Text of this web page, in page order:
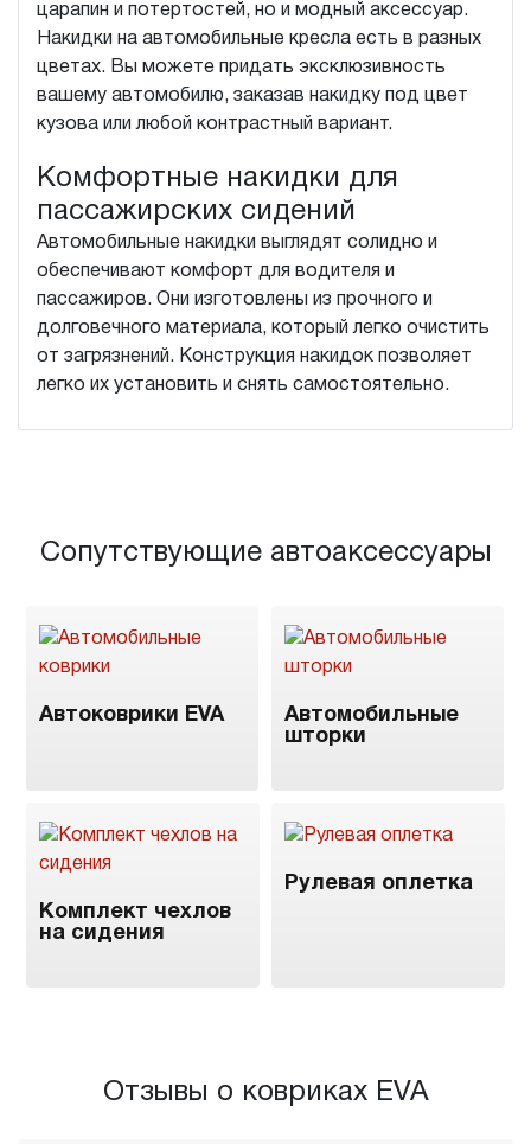
царапин и потертостей, но и модный аксессуар.
Накидки на автомобильные кресла есть в разных
цветах. Вы можете придать эксклюзивность
вашему автомобилю, заказав накидку под цвет
кузова или любой контрастный вариант.
Комфортные накидки для
пассажирских сидений
Автомобильные накидки выглядят солидно и
обеспечивают комфорт для водителя и
пассажиров. Они изготовлены из прочного и
долговечного материала, который легко очистить
от загрязнений. Конструкция накидок позволяет
легко их установить и снять самостоятельно.
Сопутствующие автоаксессуары
Автоковрики EVA
Автомобильные
шторки
Комплект чехлов
на сидения
Рулевая оплетка
Отзывы о ковриках EVA